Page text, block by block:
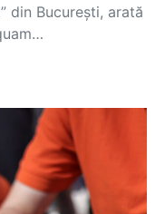
din București, arată